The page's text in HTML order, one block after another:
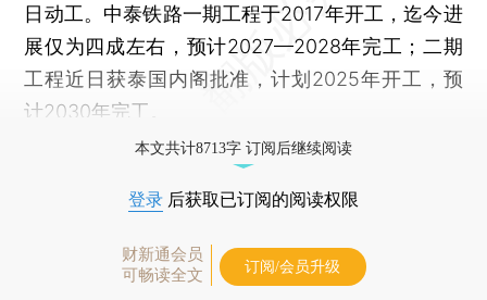
日动工。中泰铁路一期工程于2017年开工，迄今进
展仅为四成左右，预计2027—2028年完工；二期
工程近日获泰国内阁批准，计划2025年开工，预
计2030年完工。
本文共计8713字 订阅后继续阅读
登录 后获取已订阅的阅读权限
财新通会员
可畅读全文
订阅/会员升级